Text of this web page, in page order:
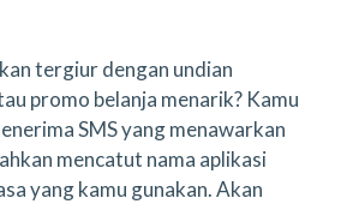
tergiur dengan undian
promo belanja menarik? Kamu
SMS yang menawarkan
mencatut nama aplikasi
yang kamu gunakan. Akan